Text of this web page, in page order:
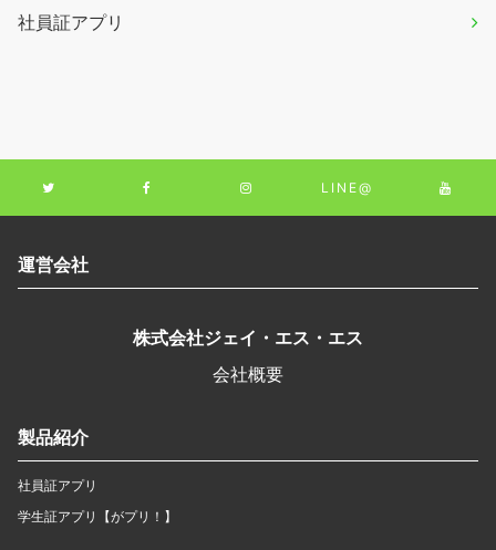
社員証アプリ
LINE@
運営会社
株式会社ジェイ・エス・エス
会社概要
製品紹介
社員証アプリ
学生証アプリ【がプリ！】